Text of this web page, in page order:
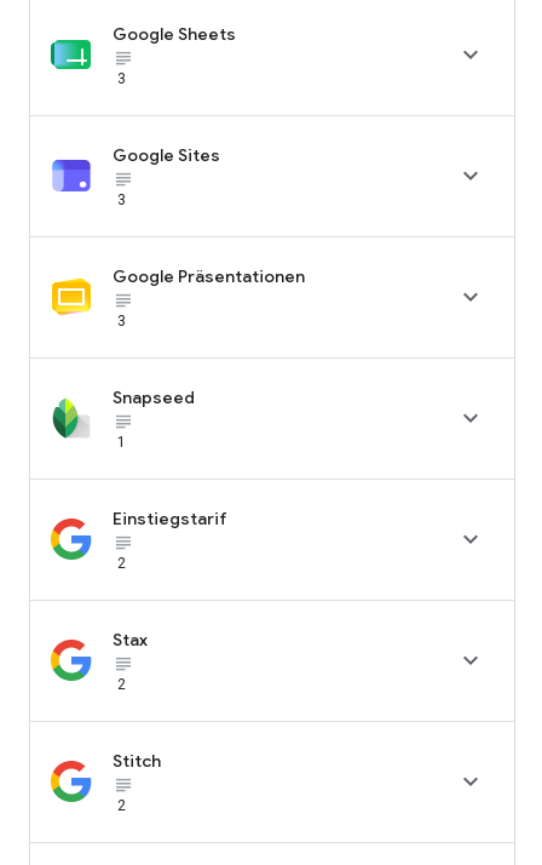
Google Sheets
subject_black
3

Google Sites
subject_black
3

Google Präsentationen
subject_black
3

Snapseed
subject_black
1

Einstiegstarif
subject_black
2

Stax
subject_black
2

Stitch
subject_black
2
